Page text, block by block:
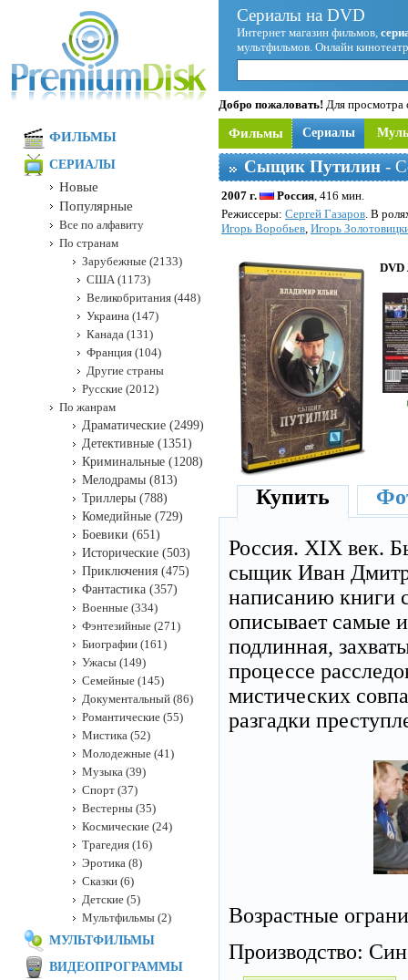
Сериалы на DVD
Интернет магазин фильмов,
мультфильмов. Онлайн
Добро пожаловать! Для просмотра
Фильмы Сериалы
Сыщик Путилин -
2007 г. Россия, 416 мин.
Режисcеры: Сергей Газаров. В
Игорь Воробьев, Игорь
DVD
Купить
Россия. XIX век.
сыщик Иван
написанию книги
описывает самые
подлинная,
процессе
мистических
разгадки
Возрастные
Производство:
ФИЛЬМЫ
СЕРИАЛЫ
Новые
Популярные
Все по алфавиту
По странам
Зарубежные (2133)
США (1173)
Великобритания (448)
Украина (147)
Канада (131)
Франция (104)
Другие страны
Русские (2012)
По жанрам
Драматические (2499)
Детективные (1351)
Криминальные (1208)
Мелодрамы (813)
Триллеры (788)
Комедийные (729)
Боевики (651)
Исторические (503)
Приключения (475)
Фантастика (357)
Военные (334)
Фэнтезийные (271)
Биографии (161)
Ужасы (149)
Семейные (145)
Документальный (86)
Романтические (55)
Мистика (52)
Молодежные (41)
Музыка (39)
Спорт (37)
Вестерны (35)
Космические (24)
Трагедия (16)
Эротика (8)
Сказки (6)
Детские (5)
Мультфильмы (2)
МУЛЬТФИЛЬМЫ
ВИДЕОПРОГРАММЫ